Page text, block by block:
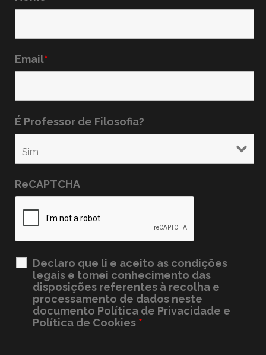
Email*
É Professor de Filosofia?
ReCAPTCHA
Declaro que li e aceito as condições
legais e tomei conhecimento das
disposições referentes à recolha e
processamento de dados neste
documento Política de Privacidade e
Política de Cookies *